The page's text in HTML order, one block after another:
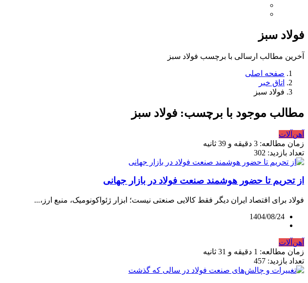
فولاد سبز
آخرین مطالب ارسالی با برچسب فولاد سبز
صفحه اصلی
اتاق خبر
فولاد سبز
مطالب موجود با برچسب: فولاد سبز
آهن‌آلات
زمان مطالعه: 3 دقیقه و 39 ثانیه
تعداد بازدید: 302
از تحریم تا حضور هوشمند صنعت فولاد در بازار جهانی
فولاد برای اقتصاد ایران دیگر فقط کالایی صنعتی نیست؛ ابزار ژئواکونومیک، منبع ارز،...
1404/08/24
آهن‌آلات
زمان مطالعه: 1 دقیقه و 31 ثانیه
تعداد بازدید: 457